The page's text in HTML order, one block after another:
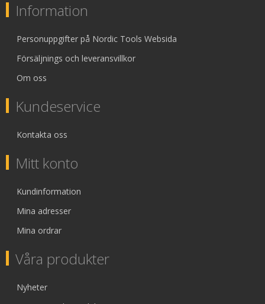
Information
Personuppgifter på Nordic Tools Websida
Försäljnings och leveransvillkor
Om oss
Kundeservice
Kontakta oss
Mitt konto
Kundinformation
Mina adresser
Mina ordrar
Våra produkter
Nyheter